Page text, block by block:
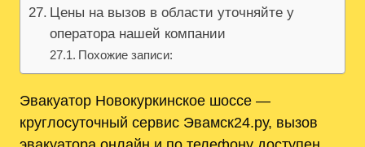
Цены на вызов в области уточняйте у
оператора нашей компании
Похожие записи:
Эвакуатор Новокуркинское шоссе —
круглосуточный сервис Эвамск24.ру, вызов